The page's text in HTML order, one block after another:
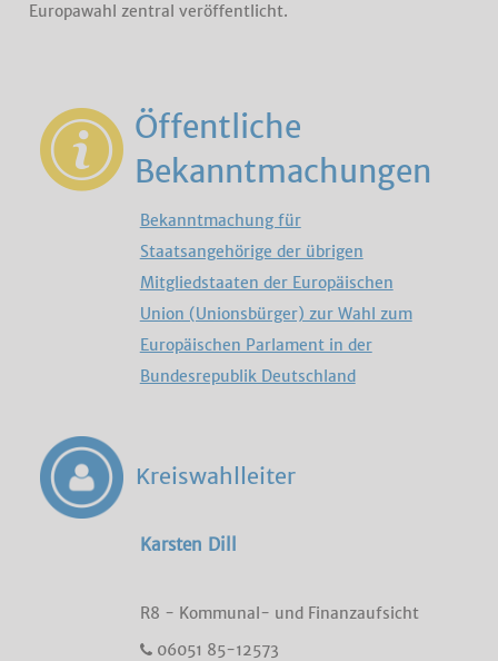
Europawahl zentral veröffentlicht.
Öffentliche
Bekanntmachungen
Bekanntmachung für
Staatsangehörige der übrigen
Mitgliedstaaten der Europäischen
Union (Unionsbürger) zur Wahl zum
Europäischen Parlament in der
Bundesrepublik Deutschland
Kreiswahlleiter
Karsten Dill
R8 - Kommunal- und Finanzaufsicht
06051 85-12573